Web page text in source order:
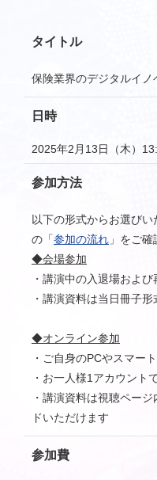
タイトル
保険業界のデジタルイノ
日時
2025年2月13日（木）
参加方法
以下の形式からお選び
の「参加の流れ 」をご確
◆会場参加
・講演中の入退場およ
・講演資料は当日冊子
◆オンライン参加
・ご自身のPCやスマー
・お一人様1アカウント
・講演資料は視聴ペー
ドいただけます
参加費